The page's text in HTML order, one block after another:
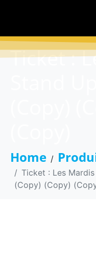
Ticket :
Home
Ticket : Les
(Copy) (Copy)